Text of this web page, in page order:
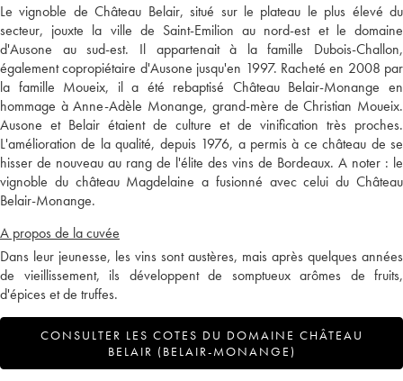
Le vignoble de Château Belair, situé sur le plateau le plus élevé du
secteur, jouxte la ville de Saint-Emilion au nord-est et le domaine
d'Ausone au sud-est. Il appartenait à la famille Dubois-Challon,
également copropiétaire d'Ausone jusqu'en 1997. Racheté en 2008 par
la famille Moueix, il a été rebaptisé Château Belair-Monange en
hommage à Anne-Adèle Monange, grand-mère de Christian Moueix.
Ausone et Belair étaient de culture et de vinification très proches.
L'amélioration de la qualité, depuis 1976, a permis à ce château de se
hisser de nouveau au rang de l'élite des vins de Bordeaux. A noter : le
vignoble du château Magdelaine a fusionné avec celui du Château
Belair-Monange.
A propos de la cuvée
Dans leur jeunesse, les vins sont austères, mais après quelques années
de vieillissement, ils développent de somptueux arômes de fruits,
d'épices et de truffes.
CONSULTER LES COTES DU DOMAINE CHÂTEAU
BELAIR (BELAIR-MONANGE)